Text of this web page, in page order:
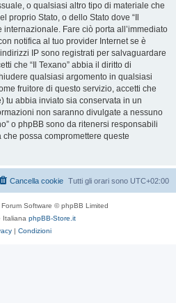
o qualsiasi altro tipo di materiale che
proprio Stato, o dello Stato dove “Il
internazionale. Fare ciò porta all’immediato
notifica al tuo provider Internet se è
IP sono registrati per salvaguardare
che “Il Texano” abbia il diritto di
qualsiasi argomento in qualsiasi
fruitore di questo servizio, accetti che
tu abbia inviato sia conservata in un
non saranno divulgate a nessuno
o phpBB sono da ritenersi responsabili
possa compromettere queste
Tutti gli orari sono UTC+02:00
Cancella cookie
Software © phpBB Limited
Italiana phpBB-Store.it
| Condizioni